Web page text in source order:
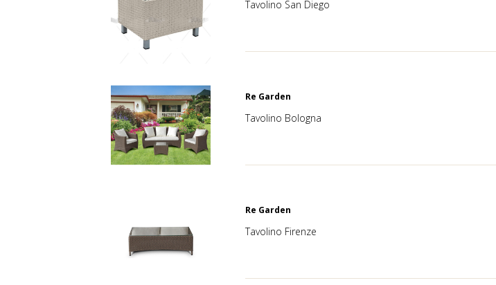
Tavolino San Diego
Re Garden
Tavolino Bologna
Re Garden
Tavolino Firenze